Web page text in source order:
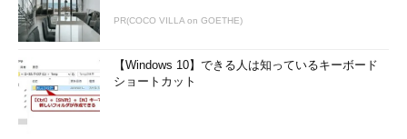
PR(COCO VILLA on GOETHE)
【Windows 10】できる人は知っているキーボード
ショートカット